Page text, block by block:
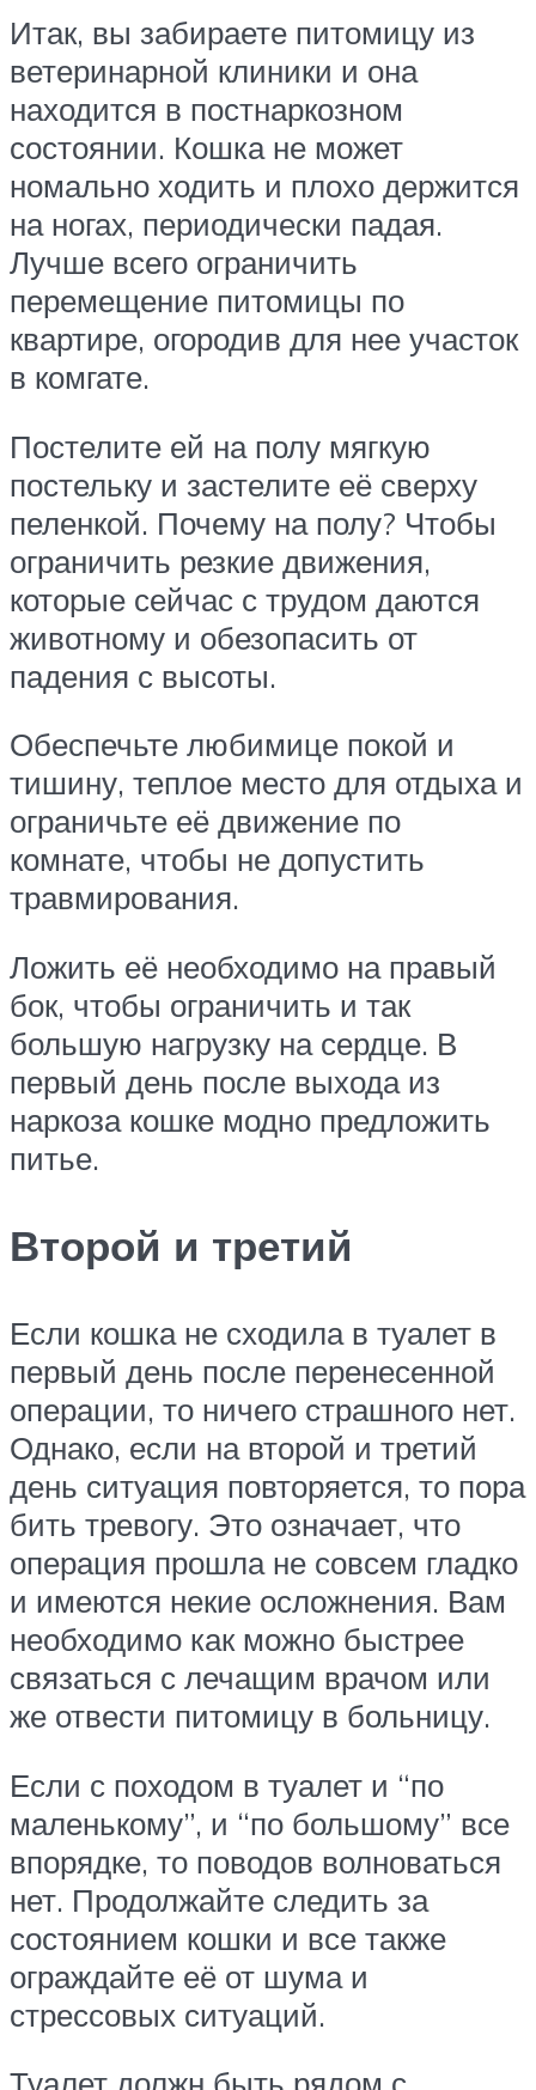
Итак, вы забираете питомицу из
ветеринарной клиники и она
находится в постнаркозном
состоянии. Кошка не может
номально ходить и плохо держится
на ногах, периодически падая.
Лучше всего ограничить
перемещение питомицы по
квартире, огородив для нее участок
в комгате.
Постелите ей на полу мягкую
постельку и застелите её сверху
пеленкой. Почему на полу? Чтобы
ограничить резкие движения,
которые сейчас с трудом даются
животному и обезопасить от
падения с высоты.
Обеспечьте любимице покой и
тишину, теплое место для отдыха и
ограничьте её движение по
комнате, чтобы не допустить
травмирования.
Ложить её необходимо на правый
бок, чтобы ограничить и так
большую нагрузку на сердце. В
первый день после выхода из
наркоза кошке модно предложить
питье.
Второй и третий
Если кошка не сходила в туалет в
первый день после перенесенной
операции, то ничего страшного нет.
Однако, если на второй и третий
день ситуация повторяется, то пора
бить тревогу. Это означает, что
операция прошла не совсем гладко
и имеются некие осложнения. Вам
необходимо как можно быстрее
связаться с лечащим врачом или
же отвести питомицу в больницу.
Если с походом в туалет и “по
маленькому”, и “по большому” все
впорядке, то поводов волноваться
нет. Продолжайте следить за
состоянием кошки и все также
ограждайте её от шума и
стрессовых ситуаций.